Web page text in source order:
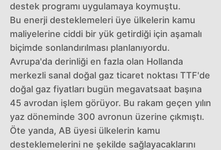
destek programı uygulamaya koymuştu.
Bu enerji desteklemeleri üye ülkelerin kamu
maliyelerine ciddi bir yük getirdiği için aşamalı
biçimde sonlandırılması planlanıyordu.
Avrupa'da derinliği en fazla olan Hollanda
merkezli sanal doğal gaz ticaret noktası TTF'de
doğal gaz fiyatları bugün megavatsaat başına
45 avrodan işlem görüyor. Bu rakam geçen yılın
yaz döneminde 300 avronun üzerine çıkmıştı.
Öte yanda, AB üyesi ülkelerin kamu
desteklemelerini ne şekilde sağlayacaklarını